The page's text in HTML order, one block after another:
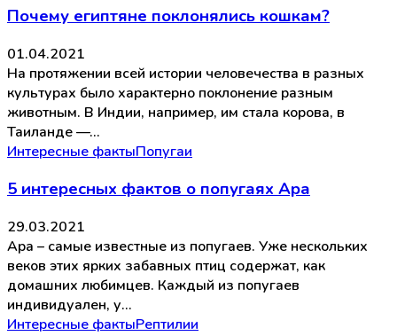
Почему египтяне поклонялись кошкам?
01.04.2021
На протяжении всей истории человечества в разных
культурах было характерно поклонение разным
животным. В Индии, например, им стала корова, в
Таиланде —…
Интересные фактыПопугаи
5 интересных фактов о попугаях Ара
29.03.2021
Ара – самые известные из попугаев. Уже нескольких
веков этих ярких забавных птиц содержат, как
домашних любимцев. Каждый из попугаев
индивидуален, у…
Интересные фактыРептилии